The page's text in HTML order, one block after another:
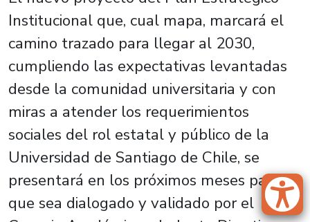
Institucional que, cual mapa, marcará el
camino trazado para llegar al 2030,
cumpliendo las expectativas levantadas
desde la comunidad universitaria y con
miras a atender los requerimientos
sociales del rol estatal y público de la
Universidad de Santiago de Chile, se
presentará en los próximos meses para
que sea dialogado y validado por el